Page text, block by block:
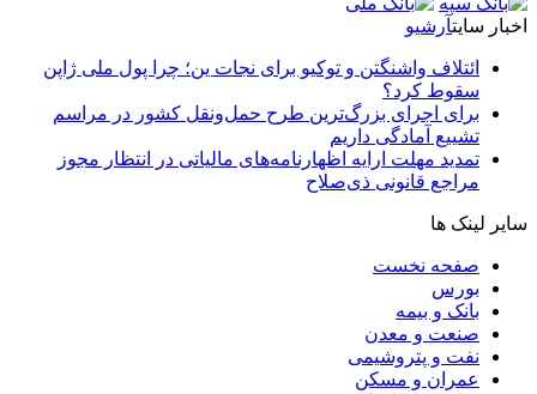
اخبار سایتآرشیو
ائتلاف واشنگتن و توکیو برای نجات ین؛ چرا پول ملی ژاپن
سقوط کرد؟
برای اجرای بزرگ‌ترین طرح حمل‌ونقل کشور در مراسم
تشییع آمادگی داریم
تمدید مهلت ارایه اظهارنامه‌های مالیاتی در انتظار مجوز
مراجع قانونی ذی‌‏صلاح
سایر لینک ها
صفحه نخست
بورس
بانک و بیمه
صنعت و معدن
نفت و پتروشیمی
عمران و مسکن